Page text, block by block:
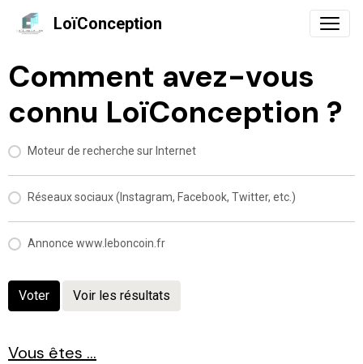
LoïConception
Comment avez-vous
connu LoïConception ?
Moteur de recherche sur Internet
Réseaux sociaux (Instagram, Facebook, Twitter, etc.)
Annonce www.leboncoin.fr
Voter Voir les résultats
Vous êtes ...